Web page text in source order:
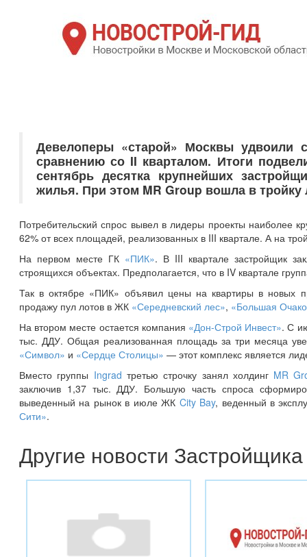
Девелоперы «старой» Москвы удвоили
сравнению со II кварталом. Итоги
сентябрь десятка крупнейших
жилья. При этом MR Group вошла в
Потребительский спрос вывел в лидеры проекты наиболее
62% от всех площадей, реализованных в III квартале. А на
На первом месте ГК «ПИК». В III квартале застройщик
строящихся объектах. Предполагается, что в IV квартале
Так в октябре «ПИК» объявил цены на квартиры в новых
продажу пул лотов в ЖК «Середневский лес», «Большая
На втором месте остается компания «Дон-Строй Инвест». С
тыс. ДДУ. Общая реализованная площадь за три месяца
«Символ» и «Сердце Столицы» — этот комплекс является
Вместо группы Ingrad третью строчку занял холдинг MR
заключив 1,37 тыс. ДДУ. Большую часть спроса
выведенный на рынок в июле ЖК City Bay, веденный в
Сити».
Другие новости Застройщика